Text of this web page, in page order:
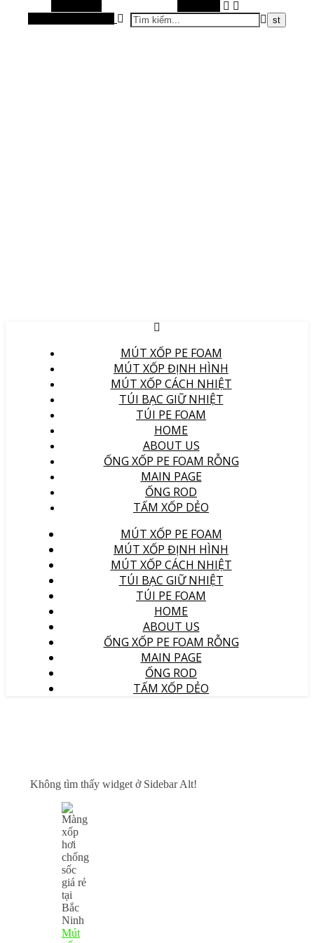
MÚT XỐP PE FOAM
MÚT XỐP ĐỊNH HÌNH
MÚT XỐP CÁCH NHIỆT
TÚI BẠC GIỮ NHIỆT
TÚI PE FOAM
HOME
ABOUT US
ỐNG XỐP PE FOAM RỖNG
MAIN PAGE
ỐNG ROD
TẤM XỐP DẺO
MÚT XỐP PE FOAM
MÚT XỐP ĐỊNH HÌNH
MÚT XỐP CÁCH NHIỆT
TÚI BẠC GIỮ NHIỆT
TÚI PE FOAM
HOME
ABOUT US
ỐNG XỐP PE FOAM RỖNG
MAIN PAGE
ỐNG ROD
TẤM XỐP DẺO
Không tìm thấy widget ở Sidebar Alt!
Mút